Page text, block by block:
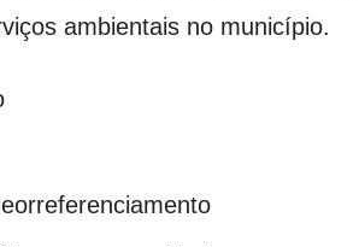
ambientais no município.